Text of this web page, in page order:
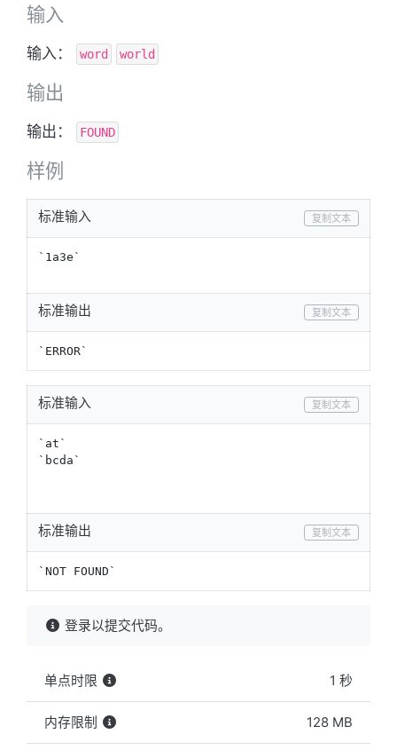
输入
输入： word world
输出
输出： FOUND
样例
标准输入 复制文本
`1a3e`
标准输出 复制文本
`ERROR`
标准输入 复制文本
`at`
`bcda`
标准输出 复制文本
`NOT FOUND`
登录以提交代码。
单点时限 1 秒
内存限制 128 MB